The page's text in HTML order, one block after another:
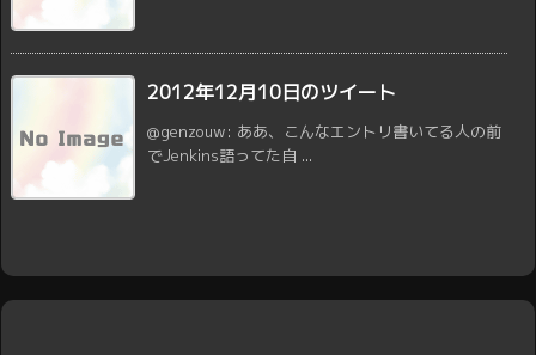
2012年12月10日のツイート
@genzouw: ああ、こんなエントリ書いてる人の前
でJenkins語ってた自 ...